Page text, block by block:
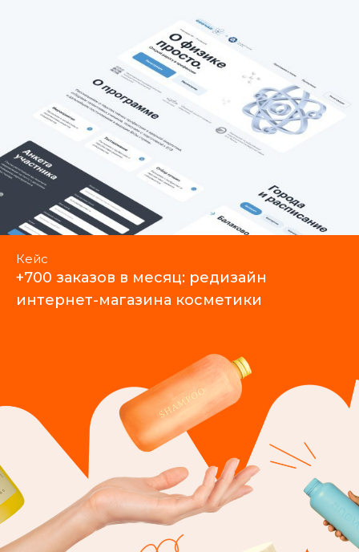
Кейс
+700 заказов в месяц: редизайн
интернет-магазина косметики